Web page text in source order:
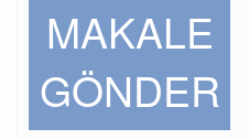
MAKALE
GÖNDER